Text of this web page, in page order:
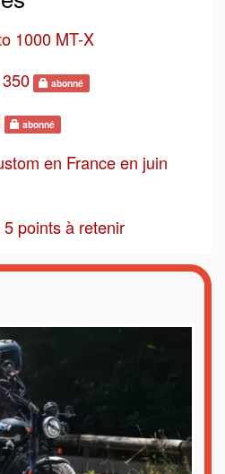
1000 MT-X
abonné
abonné
en France en juin
points à retenir